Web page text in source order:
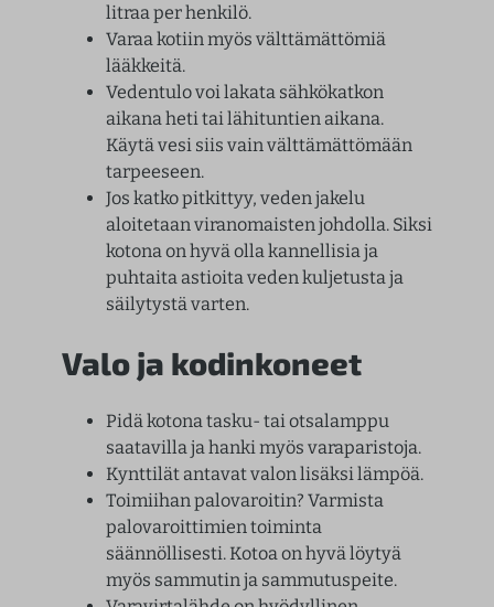
litraa per henkilö.
Varaa kotiin myös välttämättömiä
lääkkeitä.
Vedentulo voi lakata sähkökatkon
aikana heti tai lähituntien aikana.
Käytä vesi siis vain välttämättömään
tarpeeseen.
Jos katko pitkittyy, veden jakelu
aloitetaan viranomaisten johdolla. Siksi
kotona on hyvä olla kannellisia ja
puhtaita astioita veden kuljetusta ja
säilytystä varten.
Valo ja kodinkoneet
Pidä kotona tasku- tai otsalamppu
saatavilla ja hanki myös varaparistoja.
Kynttilät antavat valon lisäksi lämpöä.
Toimiihan palovaroitin? Varmista
palovaroittimien toiminta
säännöllisesti. Kotoa on hyvä löytyä
myös sammutin ja sammutuspeite.